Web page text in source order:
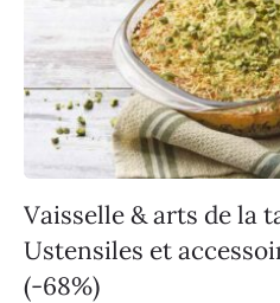
Vaisselle & arts de la
Ustensiles et
(-68%)